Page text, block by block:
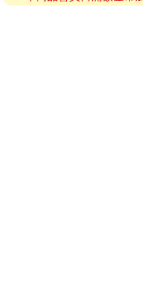
的E書櫃」→「電子